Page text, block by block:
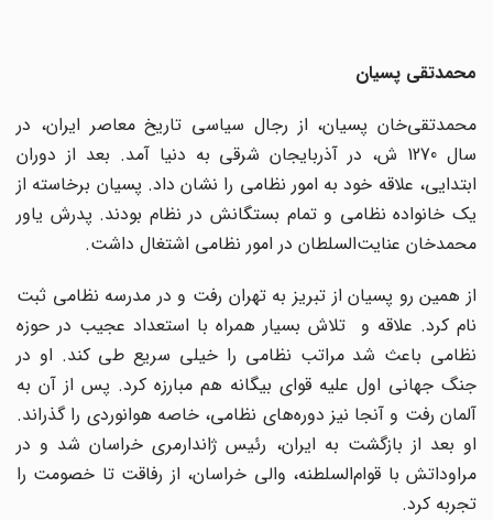
محمدتقی پسیان
محمدتقی‌خان پسیان، از رجال سیاسی تاریخ معاصر ایران، در
سال 1270 ش، در آذربایجان شرقی به دنیا آمد. بعد از دوران
ابتدایی، علاقه خود به امور نظامی را نشان داد. پسیان برخاسته از
یک خانواده نظامی و تمام بستگانش در نظام بودند. پدرش یاور
محمدخان عنایت‌السلطان در امور نظامی اشتغال داشت.
از همین رو پسیان از تبریز به تهران رفت و در مدرسه نظامی ثبت
نام کرد. علاقه و تلاش بسیار همراه با استعداد عجیب در حوزه
نظامی باعث شد مراتب نظامی را خیلی سریع طی کند. او در
جنگ جهانی اول علیه قوای بیگانه هم مبارزه کرد. پس از آن به
آلمان رفت و آنجا نیز دوره‌های نظامی، خاصه هوانوردی را گذراند.
او بعد از بازگشت به ایران، رئیس ژاندارمری خراسان شد و در
مراوداتش با قوام‌السلطنه، والی خراسان، از رفاقت تا خصومت را
تجربه کرد.